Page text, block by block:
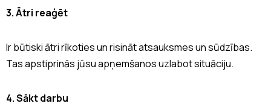
3. Ātri reaģēt
Ir būtiski ātri rīkoties un risināt atsauksmes un sūdzības.
Tas apstiprinās jūsu apņemšanos uzlabot situāciju.
4. Sākt darbu